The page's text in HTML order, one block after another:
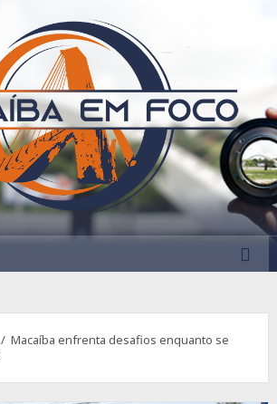
/ Macaíba enfrenta desafios enquanto se